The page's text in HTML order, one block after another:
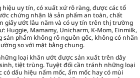
uy tín, có xuất xứ rõ ràng, được các tổ
chứng nhận là sản phẩm an toàn, chất
giấy ướt lâu năm và có uy tín trên thị trường
Huggie, Mamamy, Unicharm, K-Mom, Einmilk,
phẩm không rõ nguồn gốc, không có nhãn
so với mặt bằng chung.
loại khăn ướt được sản xuất trên dây
tiệt trùng. Tuyệt đối cần tránh những loại
dấu hiệu nấm mốc, ẩm mốc hay có mùi